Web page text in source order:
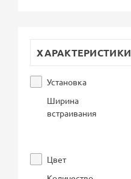
ХАРАКТЕРИСТИКИ
Установка
Ширина
встраивания
Цвет